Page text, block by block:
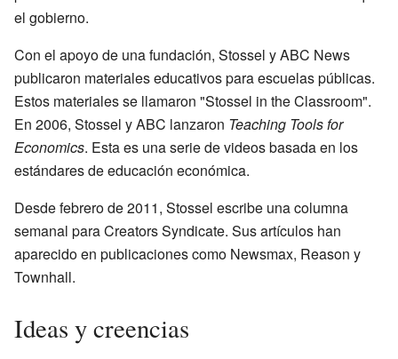
el gobierno.
Con el apoyo de una fundación, Stossel y ABC News
publicaron materiales educativos para escuelas públicas.
Estos materiales se llamaron "Stossel in the Classroom".
En 2006, Stossel y ABC lanzaron Teaching Tools for
Economics. Esta es una serie de videos basada en los
estándares de educación económica.
Desde febrero de 2011, Stossel escribe una columna
semanal para Creators Syndicate. Sus artículos han
aparecido en publicaciones como Newsmax, Reason y
Townhall.
Ideas y creencias